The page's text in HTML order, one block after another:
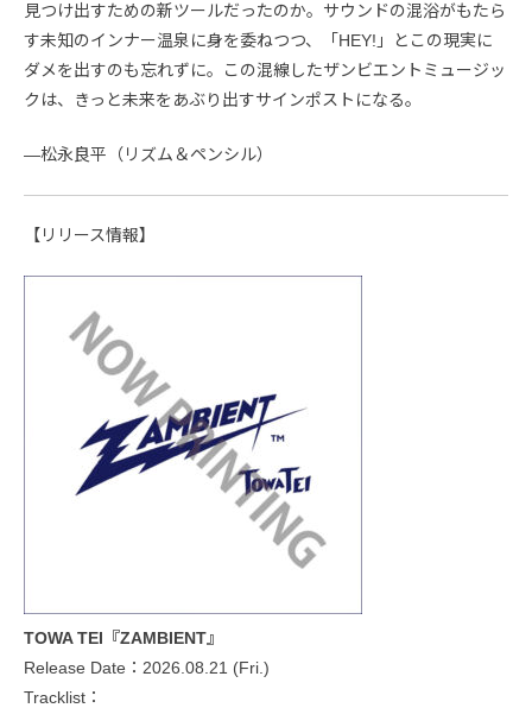
見つけ出すための新ツールだったのか。サウンドの混浴がもたら
す未知のインナー温泉に身を委ねつつ、「HEY!」とこの現実に
ダメを出すのも忘れずに。この混線したザンビエントミュージッ
クは、きっと未来をあぶり出すサインポストになる。
―松永良平（リズム＆ペンシル）
【リリース情報】
TOWA TEI『ZAMBIENT』
Release Date：2026.08.21 (Fri.)
Tracklist：